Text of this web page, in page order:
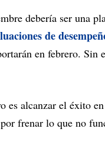
debería ser una
de
en febrero. Sin
es alcanzar el éxito en
frenar lo que no